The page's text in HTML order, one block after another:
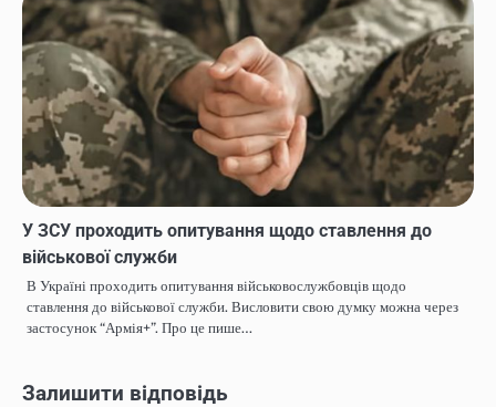
У ЗСУ проходить опитування щодо ставлення до
військової служби
В Україні проходить опитування військовослужбовців щодо
ставлення до військової служби. Висловити свою думку можна через
застосунок “Армія+”. Про це пише…
Залишити відповідь